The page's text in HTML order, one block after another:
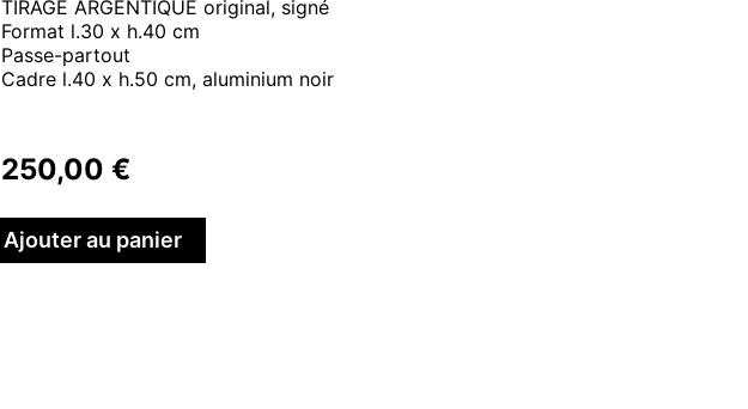
TIRAGE ARGENTIQUE original, signé
Format l.30 x h.40 cm
Passe-partout
Cadre l.40 x h.50 cm, aluminium noir
250,00 €
Ajouter au panier